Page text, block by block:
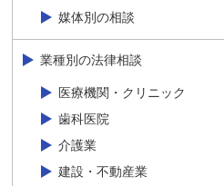
媒体別の相談
業種別の法律相談
医療機関・クリニック
歯科医院
介護業
建設・不動産業